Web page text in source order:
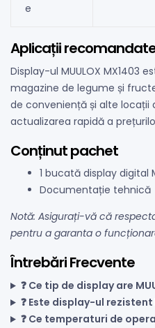
e
Aplicații
Display-ul MUULOX MX1403
magazine de legume și
de conveniență și alte locații
actualizarea rapidă a
Conținut pachet
1 bucată display digital
Documentație tehnică
Notă: Asigurați-vă că
pentru a garanta o
Întrebări Frecvente
❓ Ce tip de display are
❓ Este display-ul
❓ Ce temperaturi de